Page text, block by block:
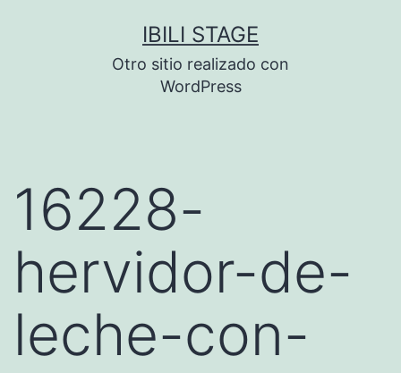
IBILI STAGE
Otro sitio realizado con
WordPress
16228-
hervidor-de-
leche-con-